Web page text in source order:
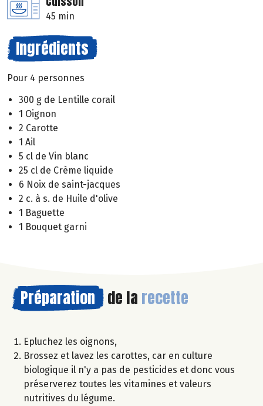
45 min
Ingrédients
Pour 4 personnes
300 g de Lentille corail
1 Oignon
2 Carotte
1 Ail
5 cl de Vin blanc
25 cl de Crème liquide
6 Noix de saint-jacques
2 c. à s. de Huile d'olive
1 Baguette
1 Bouquet garni
Préparation de la recette
Epluchez les oignons,
Brossez et lavez les carottes, car en culture
biologique il n'y a pas de pesticides et donc vous
préserverez toutes les vitamines et valeurs
nutritives du légume.